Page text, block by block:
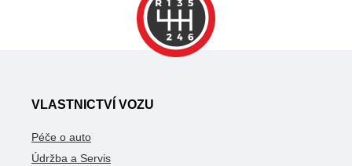
VLASTNICTVÍ VOZU
Péče o auto
Údržba a Servis